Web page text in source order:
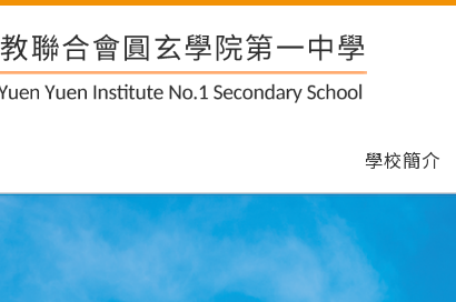
學校簡介